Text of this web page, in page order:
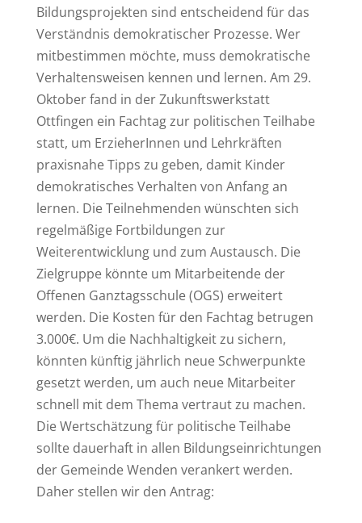
Bildungsprojekten sind entscheidend für das
Verständnis demokratischer Prozesse. Wer
mitbestimmen möchte, muss demokratische
Verhaltensweisen kennen und lernen. Am 29.
Oktober fand in der Zukunftswerkstatt
Ottfingen ein Fachtag zur politischen Teilhabe
statt, um ErzieherInnen und Lehrkräften
praxisnahe Tipps zu geben, damit Kinder
demokratisches Verhalten von Anfang an
lernen. Die Teilnehmenden wünschten sich
regelmäßige Fortbildungen zur
Weiterentwicklung und zum Austausch. Die
Zielgruppe könnte um Mitarbeitende der
Offenen Ganztagsschule (OGS) erweitert
werden. Die Kosten für den Fachtag betrugen
3.000€. Um die Nachhaltigkeit zu sichern,
könnten künftig jährlich neue Schwerpunkte
gesetzt werden, um auch neue Mitarbeiter
schnell mit dem Thema vertraut zu machen.
Die Wertschätzung für politische Teilhabe
sollte dauerhaft in allen Bildungseinrichtungen
der Gemeinde Wenden verankert werden.
Daher stellen wir den Antrag: